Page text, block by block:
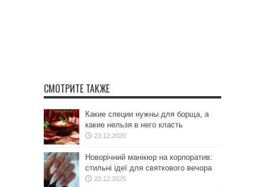
СМОТРИТЕ ТАКЖЕ
Какие специи нужны для борща, а
какие нельзя в него класть
23.12.2020
Новорічний манікюр на корпоратив:
стильні ідеї для святкового вечора
22.12.2025